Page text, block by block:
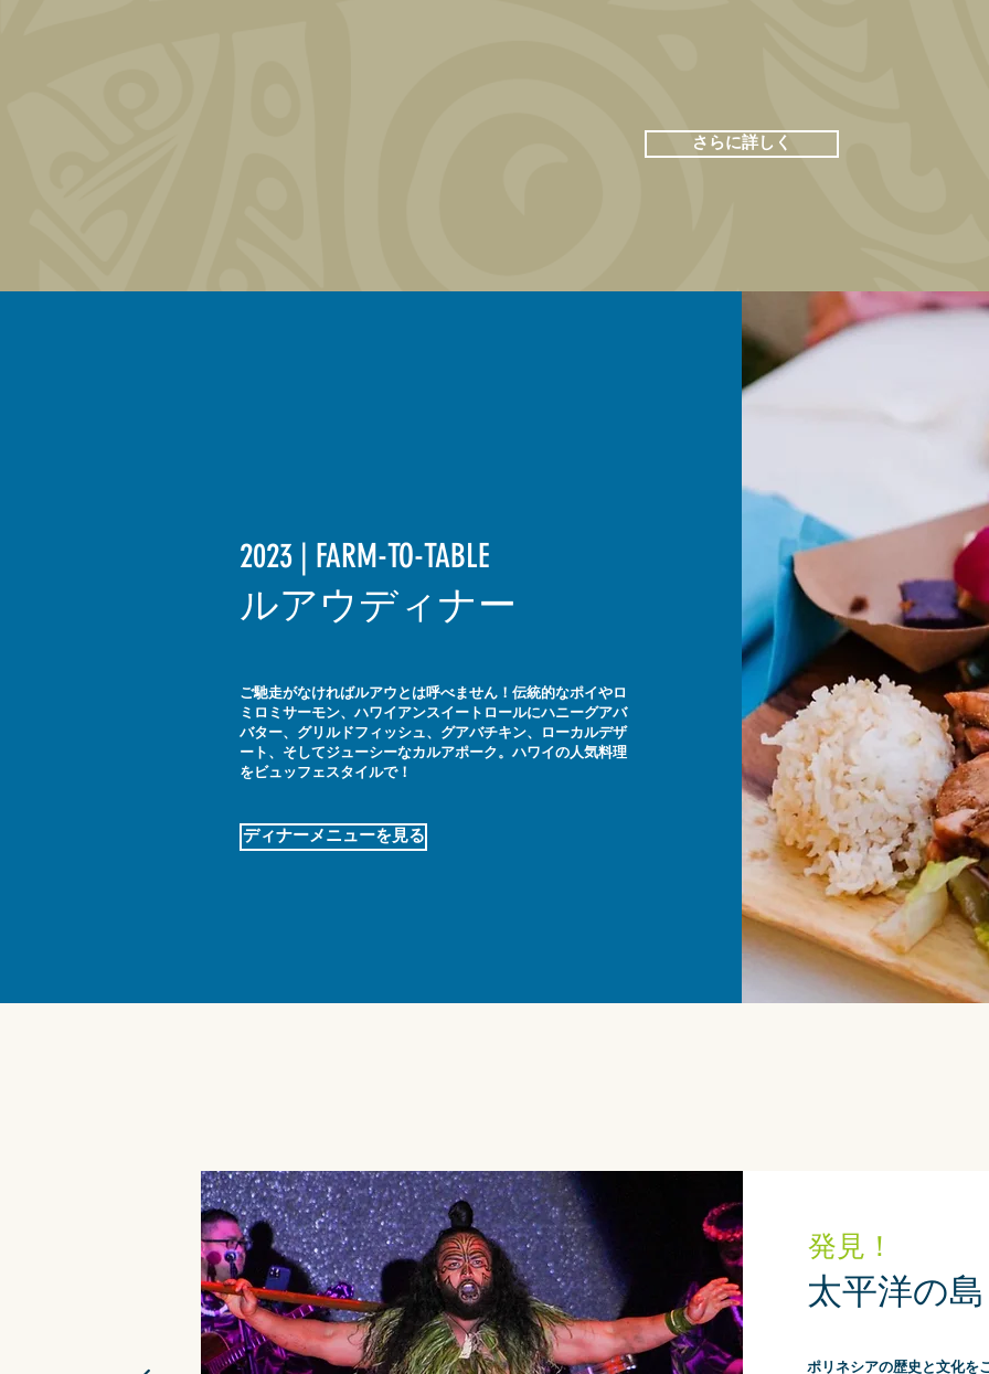
さらに詳しく
2023 | FARM-TO-TABLE
ルアウディナー
ご馳走がなければルアウとは呼べません！伝統的なポイやロ
ミロミサーモン、ハワイアンスイートロールにハニーグアバ
バター、グリルドフィッシュ、グアバチキン、ローカルデザ
ート、そしてジューシーなカルアポーク。ハワイの人気料理
をビュッフェスタイルで！
ディナーメニューを見る
発見！
太平洋の
ポリネシアの歴史と文化を